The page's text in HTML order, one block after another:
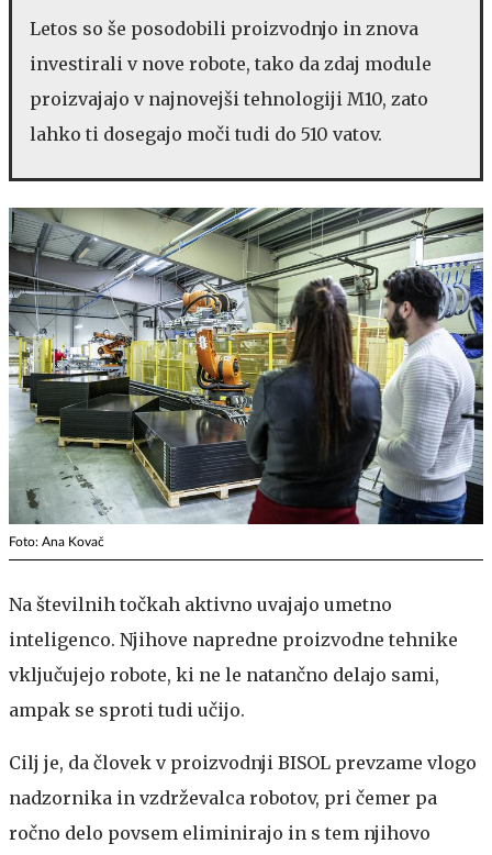
Letos so še posodobili proizvodnjo in znova
investirali v nove robote, tako da zdaj module
proizvajajo v najnovejši tehnologiji M10, zato
lahko ti dosegajo moči tudi do 510 vatov.
Foto: Ana Kovač
Na številnih točkah aktivno uvajajo umetno
inteligenco. Njihove napredne proizvodne tehnike
vključujejo robote, ki ne le natančno delajo sami,
ampak se sproti tudi učijo.
Cilj je, da človek v proizvodnji BISOL prevzame vlogo
nadzornika in vzdrževalca robotov, pri čemer pa
ročno delo povsem eliminirajo in s tem njihovo